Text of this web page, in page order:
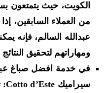
الكويت، حيث يتمتعون
من العملاء السابقين،
عبدالله السالم، فإنه
ومهاراتهم لتحقيق النتائج
في خدمة افضل صباغ